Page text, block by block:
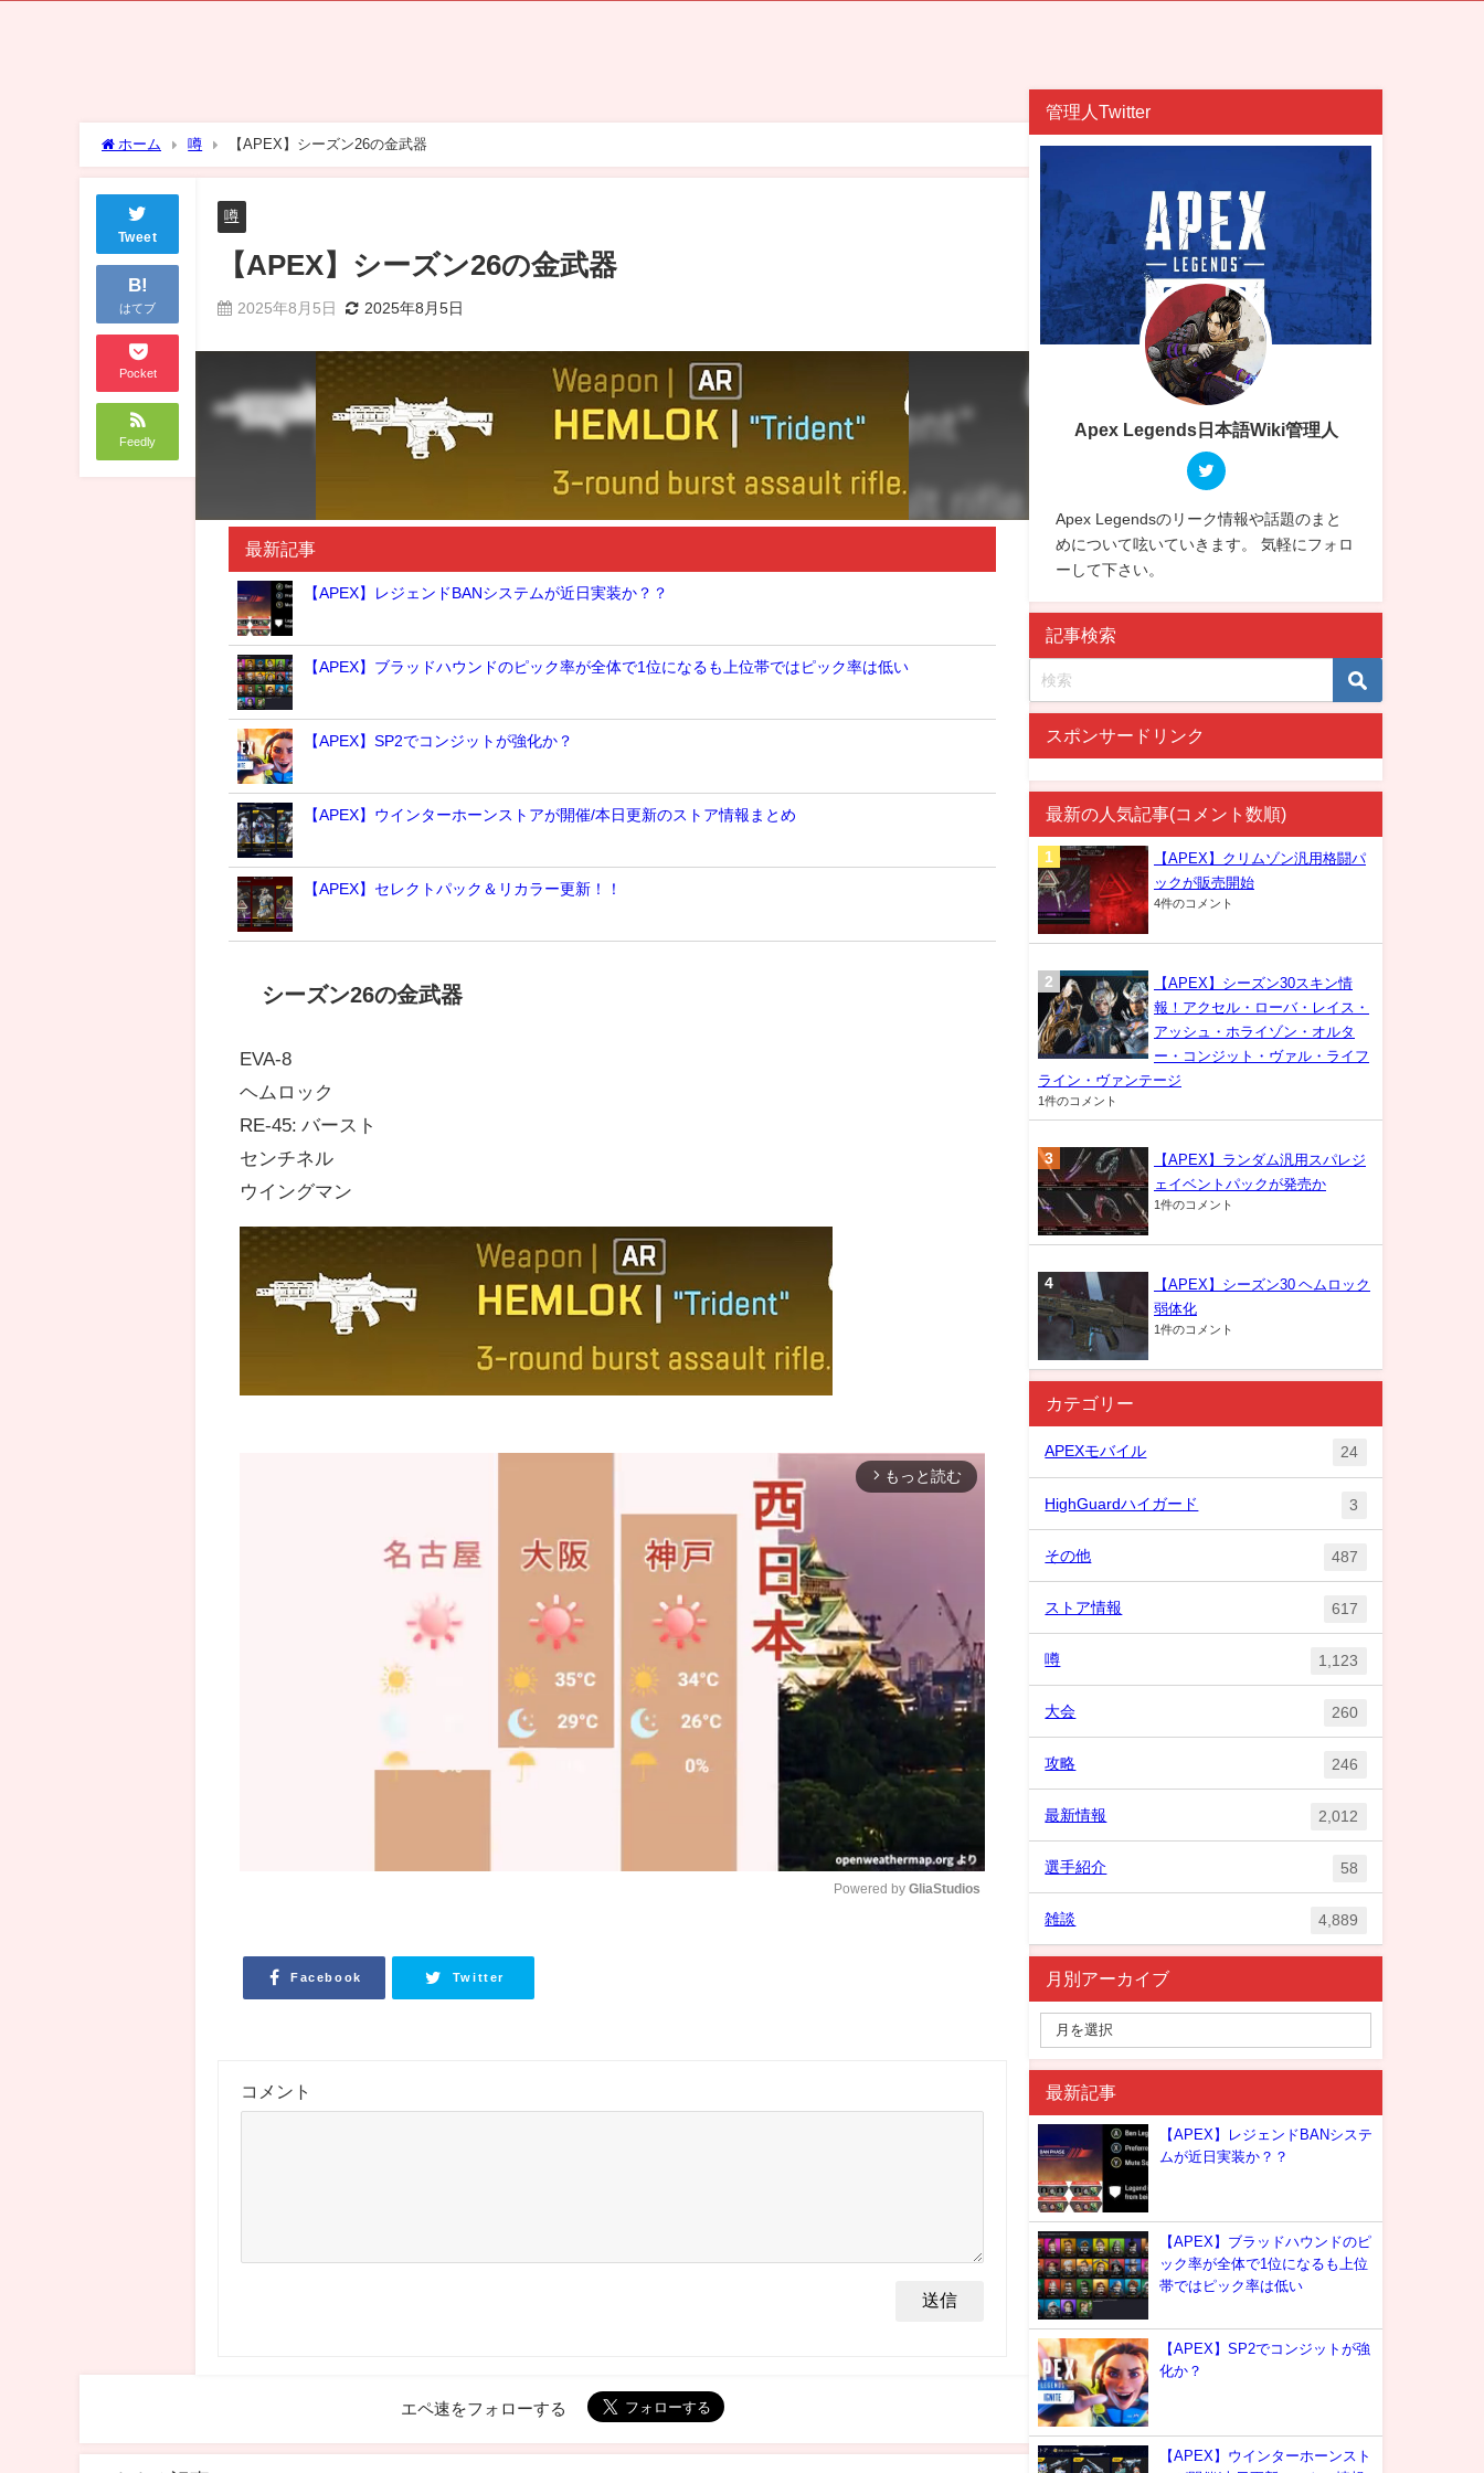
ホーム 噂 【APEX】シーズン26の金武器
Tweet
B!
はてブ
Pocket
Feedly
噂
【APEX】シーズン26の金武器
2025年8月5日 2025年8月5日
最新記事
【APEX】レジェンドBANシステムが近日実装か？？
【APEX】ブラッドハウンドのピック率が全体で1位になるも上位帯ではピック率は低い
【APEX】SP2でコンジットが強化か？
【APEX】ウインターホーンストアが開催/本日更新のストア情報まとめ
【APEX】セレクトパック＆リカラー更新！！
シーズン26の金武器
EVA-8
ヘムロック
RE-45: バースト
センチネル
ウイングマン
arrow_forward_ios もっと読む
Powered by GliaStudios
Facebook Twitter
コメント
エペ速をフォローする
管理人Twitter
Apex Legends日本語Wiki管理人
Apex Legendsのリーク情報や話題のまと
めについて呟いていきます。 気軽にフォロ
ーして下さい。
記事検索
スポンサードリンク
最新の人気記事(コメント数順)
【APEX】クリムゾン汎用格闘パ
ックが販売開始
4件のコメント
【APEX】シーズン30スキン情
報！アクセル・ローバ・レイス・
アッシュ・ホライゾン・オルタ
ー・コンジット・ヴァル・ライフ
ライン・ヴァンテージ
1件のコメント
【APEX】ランダム汎用スパレジ
ェイベントパックが発売か
1件のコメント
【APEX】シーズン30 ヘムロック
弱体化
1件のコメント
カテゴリー
APEXモバイル 24
HighGuardハイガード 3
その他 487
ストア情報 617
噂 1,123
大会 260
攻略 246
最新情報 2,012
選手紹介 58
雑談 4,889
月別アーカイブ
最新記事
【APEX】レジェンドBANシステ
ムが近日実装か？？
【APEX】ブラッドハウンドのピ
ック率が全体で1位になるも上位
帯ではピック率は低い
【APEX】SP2でコンジットが強
化か？
【APEX】ウインターホーンスト